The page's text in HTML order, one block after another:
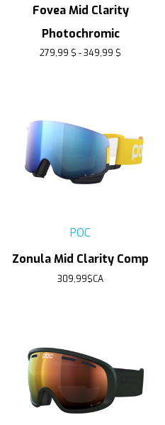
Fovea Mid Clarity
Photochromic
279,99 $ - 349,99 $
POC
Zonula Mid Clarity Comp
309,99$CA